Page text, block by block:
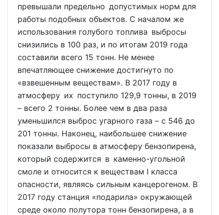
превышали предельно допустимых норм для
работы подобных объектов. С началом же
использования голубого топлива выбросы
снизились в 100 раз, и по итогам 2019 года
составили всего 15 тонн. Не менее
впечатляющее снижение достигнуто по
«взвешенным веществам». В 2017 году в
атмосферу их поступило 129,9 тонны, в 2019
– всего 2 тонны. Более чем в два раза
уменьшился выброс угарного газа – с 546 до
201 тонны. Наконец, наибольшее снижение
показали выбросы в атмосферу бензопирена,
который содержится в каменно-угольной
смоле и относится к веществам I класса
опасности, являясь сильным канцерогеном. В
2017 году станция «подарила» окружающей
среде около полутора тонн бензопирена, а в